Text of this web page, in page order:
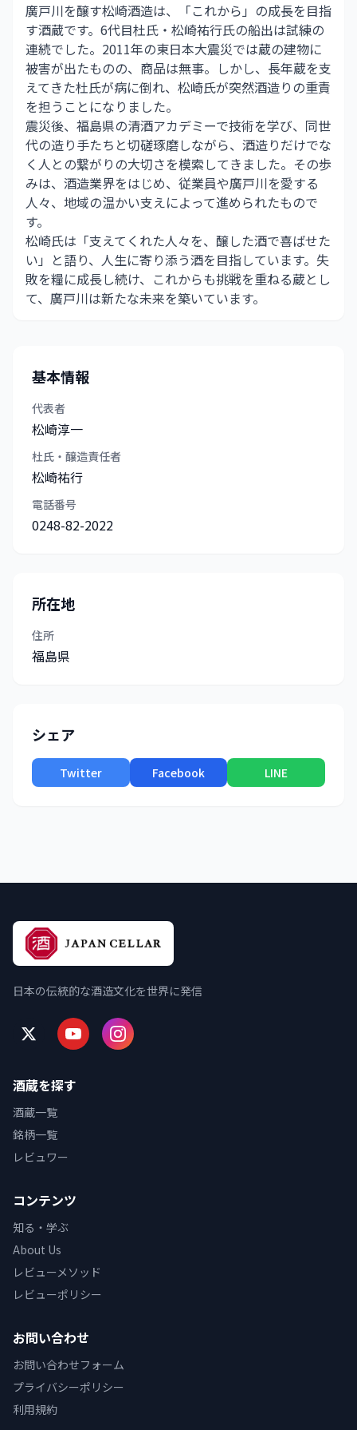
廣戸川を醸す松崎酒造は、「これから」の成長を目指
す酒蔵です。6代目杜氏・松崎祐行氏の船出は試練の
連続でした。2011年の東日本大震災では蔵の建物に
被害が出たものの、商品は無事。しかし、長年蔵を支
えてきた杜氏が病に倒れ、松崎氏が突然酒造りの重責
を担うことになりました。
震災後、福島県の清酒アカデミーで技術を学び、同世
代の造り手たちと切磋琢磨しながら、酒造りだけでな
く人との繋がりの大切さを模索してきました。その歩
みは、酒造業界をはじめ、従業員や廣戸川を愛する
人々、地域の温かい支えによって進められたもので
す。
松崎氏は「支えてくれた人々を、醸した酒で喜ばせた
い」と語り、人生に寄り添う酒を目指しています。失
敗を糧に成長し続け、これからも挑戦を重ねる蔵とし
て、廣戸川は新たな未来を築いています。
基本情報
代表者
松崎淳一
杜氏・醸造責任者
松崎祐行
電話番号
0248-82-2022
所在地
住所
福島県
シェア
Twitter Facebook LINE
日本の伝統的な酒造文化を世界に発信
酒蔵を探す
酒蔵一覧
銘柄一覧
レビュワー
コンテンツ
知る・学ぶ
About Us
レビューメソッド
レビューポリシー
お問い合わせ
お問い合わせフォーム
プライバシーポリシー
利用規約